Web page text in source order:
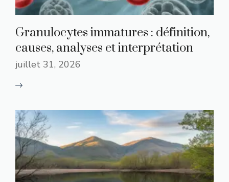
Granulocytes immatures : définition,
causes, analyses et interprétation
juillet 31, 2026